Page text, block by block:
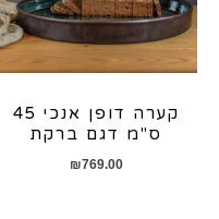
קערה דופן אנכי 45
ס"מ דגם ברקת
₪769.00